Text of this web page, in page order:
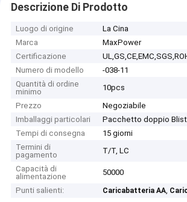
Descrizione Di Prodotto
Luogo di origine
La Cina
Marca
MaxPower
Certificazione
Numero di modello
-038-11
Quantità di ordine
minimo
10pcs
Prezzo
Negoziabile
Imballaggi particolari
Pacchetto doppio
Tempi di consegna
15 giorni
Termini di
pagamento
T/T, LC
Capacità di
alimentazione
50000
Punti salienti:
Caricabatteria AA,